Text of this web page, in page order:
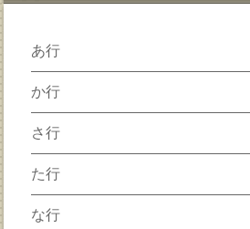
あ行
か行
さ行
た行
な行